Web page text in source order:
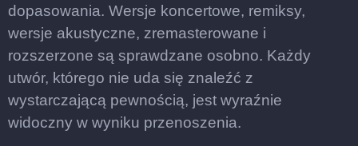
dopasowania. Wersje koncertowe, remiksy,
wersje akustyczne, zremasterowane i
rozszerzone są sprawdzane osobno. Każdy
utwór, którego nie uda się znaleźć z
wystarczającą pewnością, jest wyraźnie
widoczny w wyniku przenoszenia.